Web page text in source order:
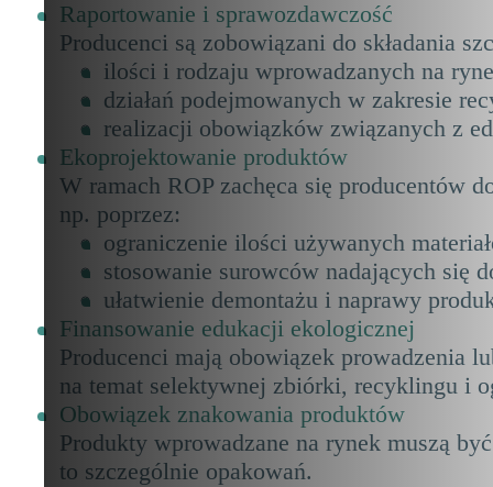
Raportowanie i sprawozdawczość
Producenci są zobowiązani do składania
ilości i rodzaju wprowadzanych na
działań podejmowanych w zakresie
realizacji obowiązków związanych z
Ekoprojektowanie produktów
W ramach ROP zachęca się producentów
np. poprzez:
ograniczenie ilości używanych
stosowanie surowców nadających się
ułatwienie demontażu i naprawy
Finansowanie edukacji ekologicznej
Producenci mają obowiązek prowadzenia
na temat selektywnej zbiórki, recyklingu i
Obowiązek znakowania produktów
Produkty wprowadzane na rynek muszą
to szczególnie opakowań.